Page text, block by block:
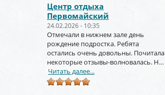
Центр отдыха
Первомайский
24.02.2026 - 10:35
Отмечали в нижнем зале день
рождение подростка. Ребята
остались очень довольны. Почитала
некоторые отзывы-волновалась. Но
зря. Крутое место.
Читать далее...